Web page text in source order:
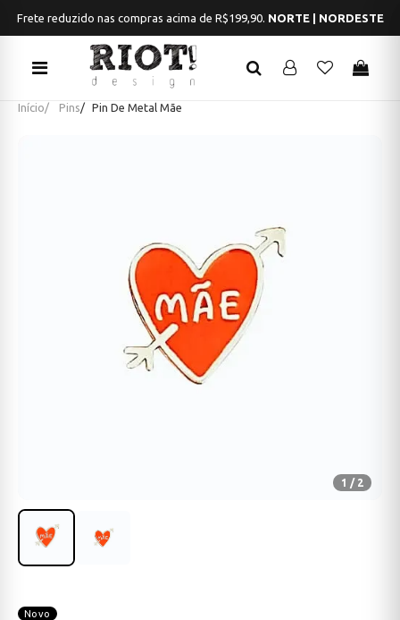
Frete reduzido nas compras acima de R$199,90. NORTE | NORDESTE
Início Pins Pin De Metal Mãe
1 / 2
Novo